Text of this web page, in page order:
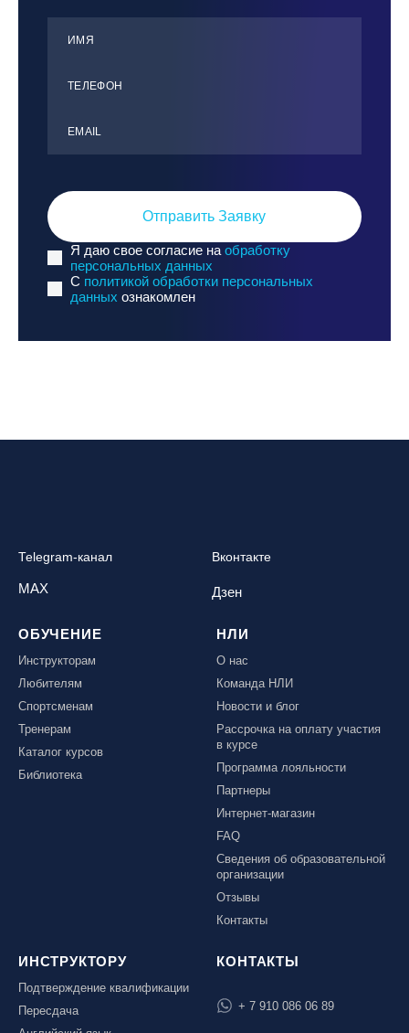
ИМЯ
ТЕЛЕФОН
ЕMАIL
Отправить Заявку
Я даю свое согласие на обработку
персональных данных
C политикой обработки персональных
данных ознакомлен
Telegram-канал Вконтакте
MAX Дзен
ОБУЧЕНИЕ
Инструкторам
Любителям
Спортсменам
Тренерам
Каталог курсов
Библиотека
НЛИ
О нас
Команда НЛИ
Новости и блог
Рассрочка на оплату участия
в курсе
Программа лояльности
Партнеры
Интернет-магазин
FAQ
Сведения об образовательной
организации
Отзывы
Контакты
ИНСТРУКТОРУ
Подтверждение квалификации
Пересдача
КОНТАКТЫ
+ 7 910 086 06 89